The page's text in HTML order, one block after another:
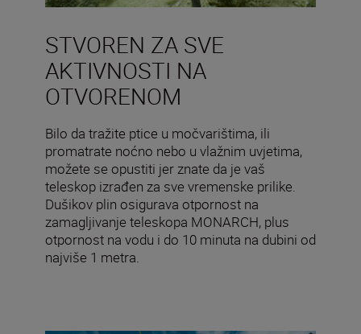
STVOREN ZA SVE
AKTIVNOSTI NA
OTVORENOM
Bilo da tražite ptice u močvarištima, ili
promatrate noćno nebo u vlažnim uvjetima,
možete se opustiti jer znate da je vaš
teleskop izrađen za sve vremenske prilike.
Dušikov plin osigurava otpornost na
zamagljivanje teleskopa MONARCH, plus
otpornost na vodu i do 10 minuta na dubini od
najviše 1 metra.